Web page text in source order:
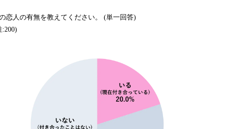
恋人の有無を教えてください。 (単一回答)
:200)